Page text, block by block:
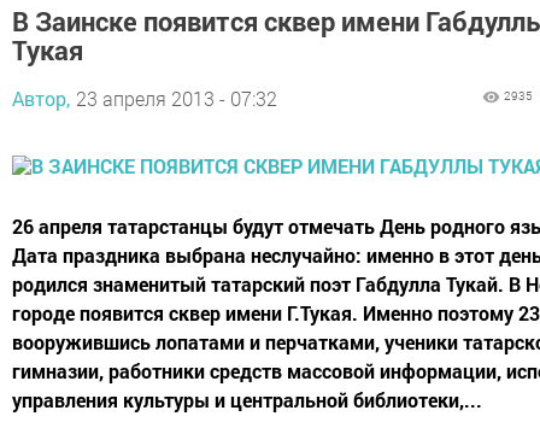
В Заинске появится сквер имени
Тукая
Автор, 23 апреля 2013 - 07:32 2935
26 апреля татарстанцы будут отмечать День родного
Дата праздника выбрана неслучайно: именно в этот
родился знаменитый татарский поэт Габдулла Тукай. В
городе появится сквер имени Г.Тукая. Именно поэтому
вооружившись лопатами и перчатками, ученики
гимназии, работники средств массовой информации,
управления культуры и центральной библиотеки,...